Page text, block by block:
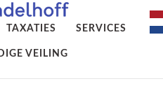
TAXATIES
SERVICES
VEILING